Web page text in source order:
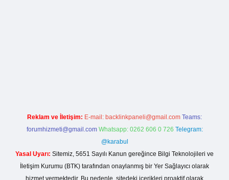
Reklam ve İletişim: E-mail: backlinkpaneli@gmail.com Teams:
forumhizmeti@gmail.com Whatsapp: 0262 606 0 726 Telegram:
@karabul
Yasal Uyarı: Sitemiz, 5651 Sayılı Kanun gereğince Bilgi Teknolojileri ve
İletişim Kurumu (BTK) tarafından onaylanmış bir Yer Sağlayıcı olarak
hizmet vermektedir. Bu nedenle, sitedeki içerikleri proaktif olarak